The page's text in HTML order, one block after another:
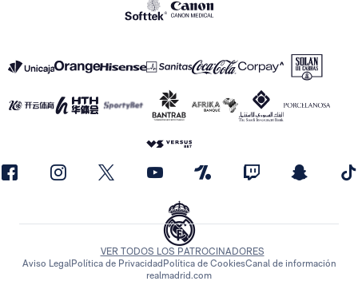
VER TODOS LOS PATROCINADORES
Aviso LegalPolítica de Privacidad Política de CookiesCanal de información
realmadrid.com